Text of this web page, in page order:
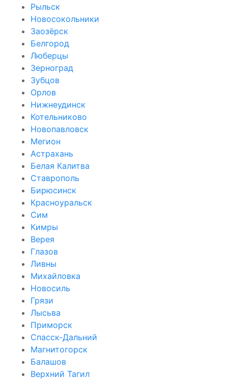
Рыльск
Новосокольники
Заозёрск
Белгород
Люберцы
Зерноград
Зубцов
Орлов
Нижнеудинск
Котельниково
Новопавловск
Мегион
Астрахань
Белая Калитва
Ставрополь
Бирюсинск
Красноуральск
Сим
Кимры
Верея
Глазов
Ливны
Михайловка
Новосиль
Грязи
Лысьва
Приморск
Спасск-Дальний
Магнитогорск
Балашов
Верхний Тагил